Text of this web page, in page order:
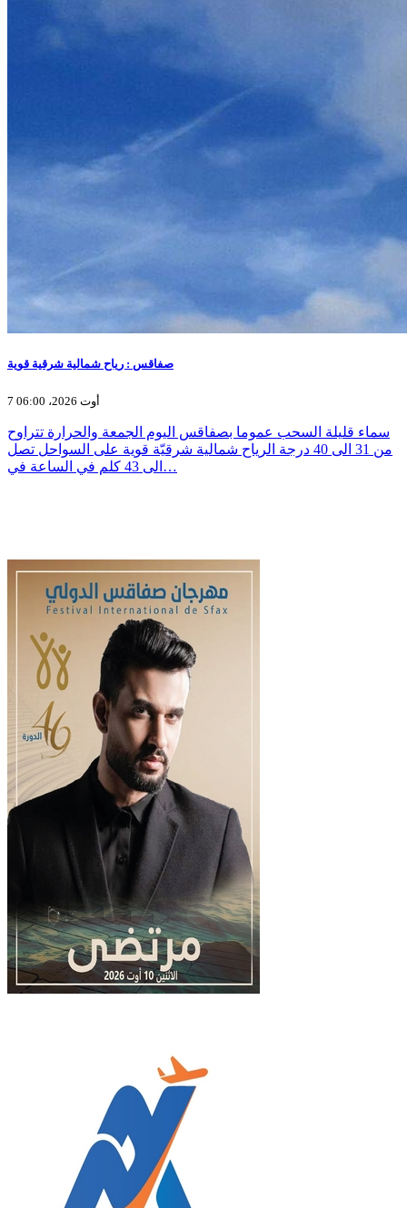
صفاقس : رياح شمالية شرقية قوية
7 أوت 2026، 06:00
سماء قليلة السحب عموما بصفاقس اليوم الجمعة والحرارة تتراوح
من 31 الى 40 درجة الرياح شمالية شرقيّة قوية على السواحل تصل
الى 43 كلم في الساعة في…